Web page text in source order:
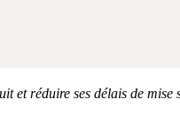
et réduire ses délais de mise